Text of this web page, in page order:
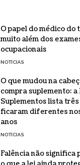
O papel do médico do
muito além dos
ocupacionais
NOTÍCIAS
O que mudou na
compra suplemento: a
Suplementos lista
ficaram diferentes
anos
NOTÍCIAS
Falência não significa